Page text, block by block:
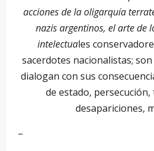
acciones de la oligarquía
nazis argentinos, el arte de
intelectuales
sacerdotes nacionalistas;
dialogan con sus
de estado,
desapariciones,
–